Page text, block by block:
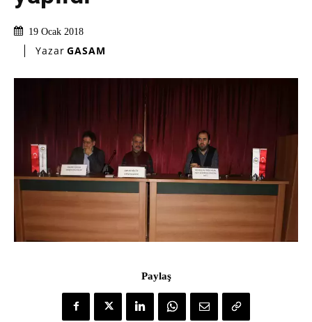
19 Ocak 2018
Yazar GASAM
Paylaş